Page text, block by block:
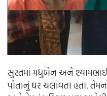
સુરતમાં મધુબેન અને
પોતાનું ઘર ચલાવતા હતા.